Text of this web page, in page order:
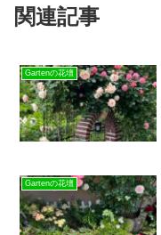
関連記事
Gartenの花壇
Gartenの花壇